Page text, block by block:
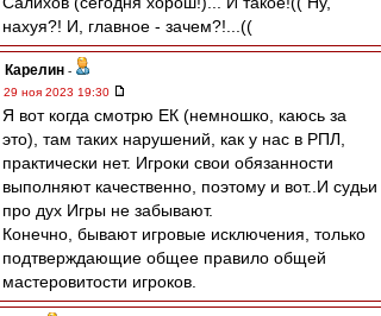
нахуя?! И, главное - зачем?!...((
Карелин -
29 ноя 2023 19:30
Я вот когда смотрю ЕК (немношко, каюсь за
это), там таких нарушений, как у нас в РПЛ,
практически нет. Игроки свои обязанности
выполняют качественно, поэтому и вот..И судьи
про дух Игры не забывают.
Конечно, бывают игровые исключения, только
подтверждающие общее правило общей
мастеровитости игроков.